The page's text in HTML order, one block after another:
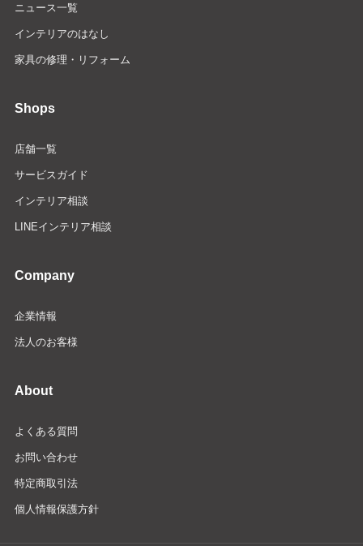
ニュース一覧
インテリアのはなし
家具の修理・リフォーム
Shops
店舗一覧
サービスガイド
インテリア相談
LINEインテリア相談
Company
企業情報
法人のお客様
About
よくある質問
お問い合わせ
特定商取引法
個人情報保護方針